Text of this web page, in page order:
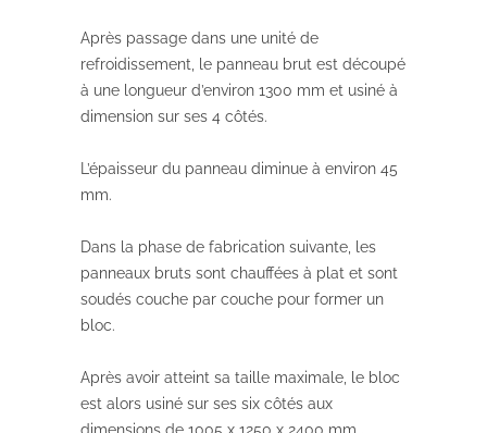
Après passage dans une unité de
refroidissement, le panneau brut est découpé
à une longueur d’environ 1300 mm et usiné à
dimension sur ses 4 côtés.
L’épaisseur du panneau diminue à environ 45
mm.
Dans la phase de fabrication suivante, les
panneaux bruts sont chauffées à plat et sont
soudés couche par couche pour former un
bloc.
Après avoir atteint sa taille maximale, le bloc
est alors usiné sur ses six côtés aux